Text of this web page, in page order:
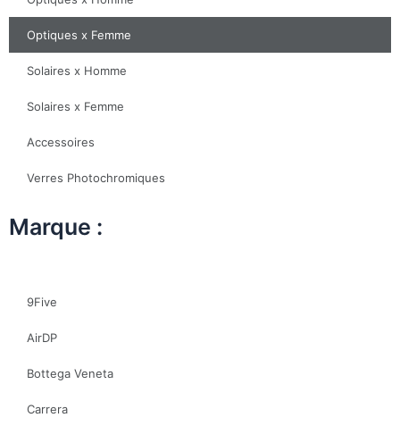
Optiques x Femme
Solaires x Homme
Solaires x Femme
Accessoires
Verres Photochromiques
Marque :
9Five
AirDP
Bottega Veneta
Carrera